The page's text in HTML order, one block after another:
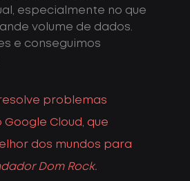
especialmente no que
volume de dados.
e conseguimos
problemas
Cloud, que
dos mundos para
Dom Rock.